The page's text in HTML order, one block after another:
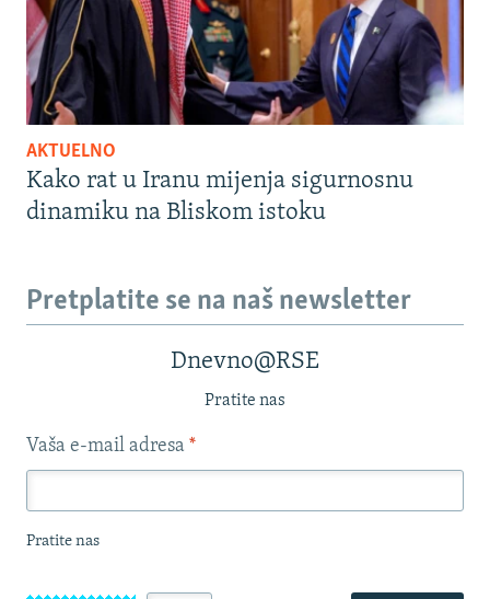
AKTUELNO
Kako rat u Iranu mijenja sigurnosnu
dinamiku na Bliskom istoku
Pretplatite se na naš newsletter
Dnevno@RSE
Pratite nas
Vaša e-mail adresa *
Pratite nas